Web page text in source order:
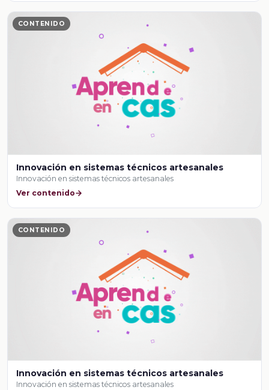
CONTENIDO
Innovación en sistemas técnicos artesanales
Innovación en sistemas técnicos artesanales
Ver contenido
CONTENIDO
Innovación en sistemas técnicos artesanales
Innovación en sistemas técnicos artesanales